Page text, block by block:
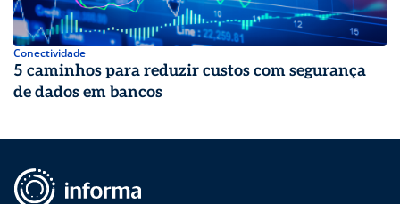
Conectividade
5 caminhos para reduzir custos com segurança
de dados em bancos